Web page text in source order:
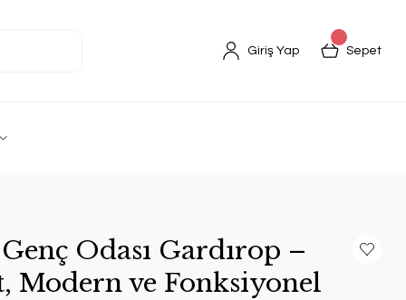
Giriş Yap Sepet
Odası Gardırop –
Modern ve Fonksiyonel